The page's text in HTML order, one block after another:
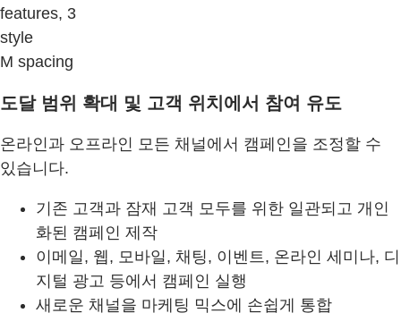
features, 3
style
M spacing
도달 범위 확대 및 고객 위치에서 참여 유도
온라인과 오프라인 모든 채널에서 캠페인을 조정할 수
있습니다.
기존 고객과 잠재 고객 모두를 위한 일관되고 개인
화된 캠페인 제작
이메일, 웹, 모바일, 채팅, 이벤트, 온라인 세미나, 디
지털 광고 등에서 캠페인 실행
새로운 채널을 마케팅 믹스에 손쉽게 통합